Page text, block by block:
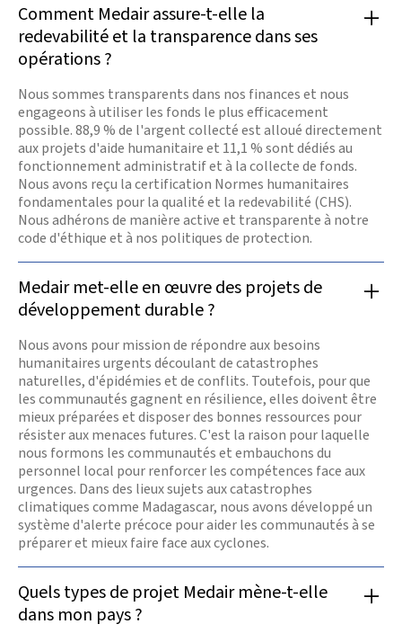
Comment Medair assure-t-elle la
redevabilité et la transparence dans ses
opérations ?
Nous sommes transparents dans nos finances et nous
engageons à utiliser les fonds le plus efficacement
possible. 88,9 % de l'argent collecté est alloué directement
aux projets d'aide humanitaire et 11,1 % sont dédiés au
fonctionnement administratif et à la collecte de fonds.
Nous avons reçu la certification Normes humanitaires
fondamentales pour la qualité et la redevabilité (CHS).
Nous adhérons de manière active et transparente à notre
code d'éthique et à nos politiques de protection.
Medair met-elle en œuvre des projets de
développement durable ?
Nous avons pour mission de répondre aux besoins
humanitaires urgents découlant de catastrophes
naturelles, d'épidémies et de conflits. Toutefois, pour que
les communautés gagnent en résilience, elles doivent être
mieux préparées et disposer des bonnes ressources pour
résister aux menaces futures. C'est la raison pour laquelle
nous formons les communautés et embauchons du
personnel local pour renforcer les compétences face aux
urgences. Dans des lieux sujets aux catastrophes
climatiques comme Madagascar, nous avons développé un
système d'alerte précoce pour aider les communautés à se
préparer et mieux faire face aux cyclones.
Quels types de projet Medair mène-t-elle
dans mon pays ?